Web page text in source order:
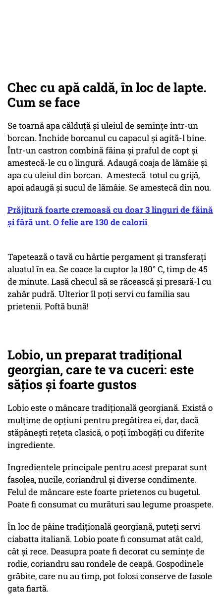
Chec cu apă caldă, în loc de lapte.
Cum se face
Se toarnă apa călduță și uleiul de semințe într-un
borcan. Închide borcanul cu capacul și agită-l bine.
Într-un castron combină făina și praful de copt și
amestecă-le cu o lingură. Adaugă coaja de lămâie și
apa cu uleiul din borcan. Amestecă totul cu grijă,
apoi adaugă și sucul de lămâie. Se amestecă din nou.
Prăjitură foarte cremoasă cu doar 3 linguri de făină
și fără unt. O felie are 130 de calorii
Tapetează o tavă cu hârtie pergament și transferați
aluatul în ea. Se coace la cuptor la 180° C, timp de 45
de minute. Lasă checul să se răcească și presară-l cu
zahăr pudră. Ulterior îl poți servi cu familia sau
prietenii. Poftă bună!
Lobio, un preparat tradițional
georgian, care te va cuceri: este
sățios și foarte gustos
Lobio este o mâncare tradițională georgiană. Există o
mulțime de opțiuni pentru pregătirea ei, dar, dacă
stăpânești rețeta clasică, o poți îmbogăți cu diferite
ingrediente.
Ingredientele principale pentru acest preparat sunt
fasolea, nucile, coriandrul și diverse condimente.
Felul de mâncare este foarte prietenos cu bugetul.
Poate fi consumat cu murături sau legume proaspete.
În loc de pâine tradițională georgiană, puteți servi
ciabatta italiană. Lobio poate fi consumat atât cald,
cât și rece. Deasupra poate fi decorat cu semințe de
rodie, coriandru sau rondele de ceapă. Gospodinele
grăbite, care nu au timp, pot folosi conserve de fasole
gata fiartă.